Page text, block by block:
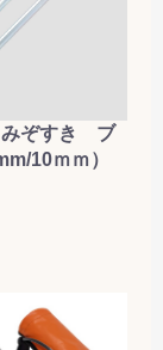
ぞすき ブ
10ｍｍ）